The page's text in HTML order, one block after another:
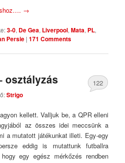
→
3-0, De Gea, Liverpool,Mata, PL,
Persie |171 Comments
osztályzás
Strigo
122
kellett. Valljuk be, a QPR elleni
az összes idei meccsünk a
a mutatott játékunkat illeti. Egy-egy
eddig is mutattunk futballra
egy egész mérkőzés rendben